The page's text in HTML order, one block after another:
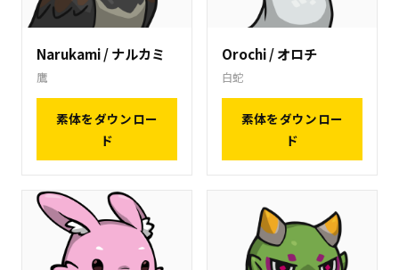
Narukami / ナルカミ
鷹
素体をダウンロー
ド
Orochi / オロチ
白蛇
素体をダウンロー
ド